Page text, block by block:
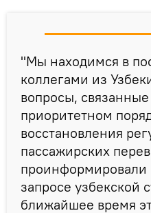
"Мы находимся в
коллегами из
вопросы,
приоритетном
восстановления
пассажирских
запросе узбекской
ближайшее время